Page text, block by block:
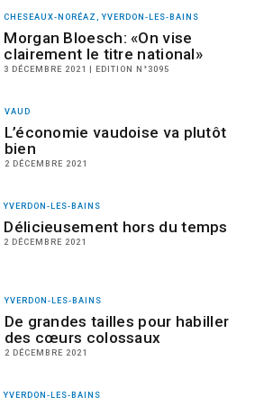
CHESEAUX-NORÉAZ, YVERDON-LES-BAINS
Morgan Bloesch: «On vise
clairement le titre national»
3 DÉCEMBRE 2021 | EDITION N°3095
VAUD
L’économie vaudoise va plutôt
bien
2 DÉCEMBRE 2021
YVERDON-LES-BAINS
Délicieusement hors du temps
2 DÉCEMBRE 2021
YVERDON-LES-BAINS
De grandes tailles pour habiller
des cœurs colossaux
2 DÉCEMBRE 2021
YVERDON-LES-BAINS